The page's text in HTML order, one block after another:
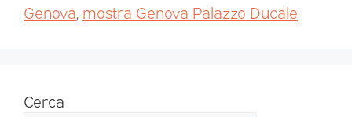
Genova mostra Genova Palazzo Ducale
Cerca